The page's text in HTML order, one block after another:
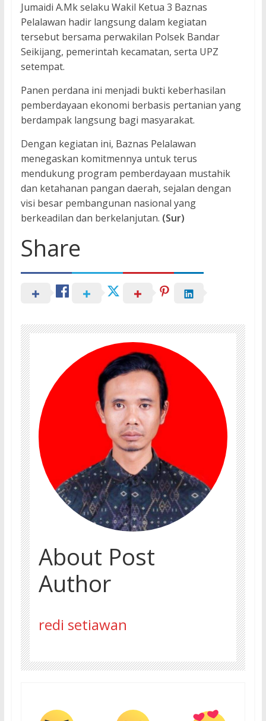
Jumaidi A.Mk selaku Wakil Ketua 3 Baznas
Pelalawan hadir langsung dalam kegiatan
tersebut bersama perwakilan Polsek Bandar
Seikijang, pemerintah kecamatan, serta UPZ
setempat.
Panen perdana ini menjadi bukti keberhasilan
pemberdayaan ekonomi berbasis pertanian yang
berdampak langsung bagi masyarakat.
Dengan kegiatan ini, Baznas Pelalawan
menegaskan komitmennya untuk terus
mendukung program pemberdayaan mustahik
dan ketahanan pangan daerah, sejalan dengan
visi besar pembangunan nasional yang
berkeadilan dan berkelanjutan. (Sur)
Share
About Post
Author
redi setiawan